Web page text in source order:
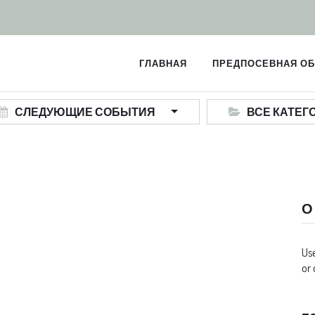
ГЛАВНАЯ ПРЕДПОСЕВНАЯ
СЛЕДУЮЩИЕ СОБЫТИЯ ВСЕ
О
or